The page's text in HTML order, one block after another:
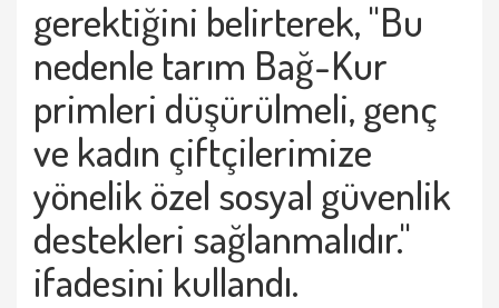
gerektiğini belirterek, "Bu
nedenle tarım Bağ-Kur
primleri düşürülmeli, genç
ve kadın çiftçilerimize
yönelik özel sosyal güvenlik
destekleri sağlanmalıdır."
ifadesini kullandı.